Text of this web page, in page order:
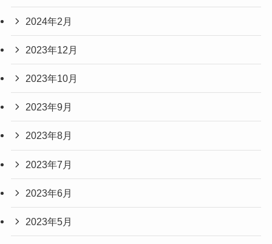
2024年2月
2023年12月
2023年10月
2023年9月
2023年8月
2023年7月
2023年6月
2023年5月